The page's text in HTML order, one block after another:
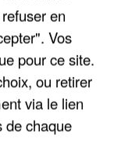
en
Vos
pour ce site.
ou retirer
via le lien
de chaque